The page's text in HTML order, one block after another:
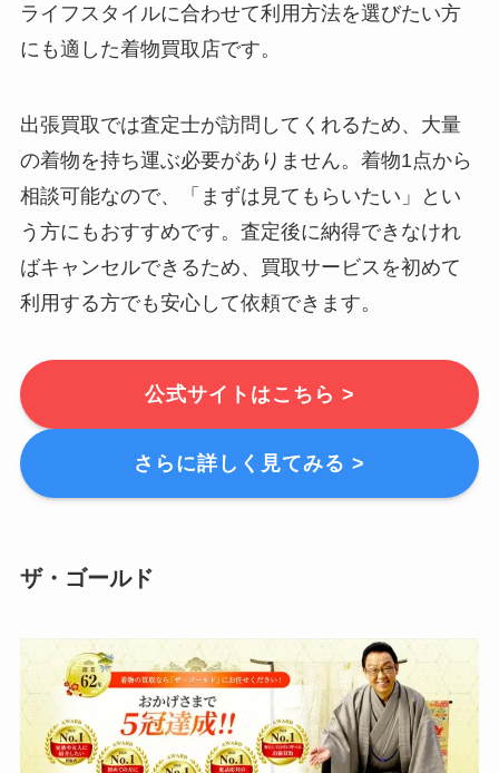
ライフスタイルに合わせて利用方法を選びたい方
にも適した着物買取店です。
出張買取では査定士が訪問してくれるため、大量
の着物を持ち運ぶ必要がありません。着物1点から
相談可能なので、「まずは見てもらいたい」とい
う方にもおすすめです。査定後に納得できなけれ
ばキャンセルできるため、買取サービスを初めて
利用する方でも安心して依頼できます。
公式サイトはこちら >
さらに詳しく見てみる >
ザ・ゴールド